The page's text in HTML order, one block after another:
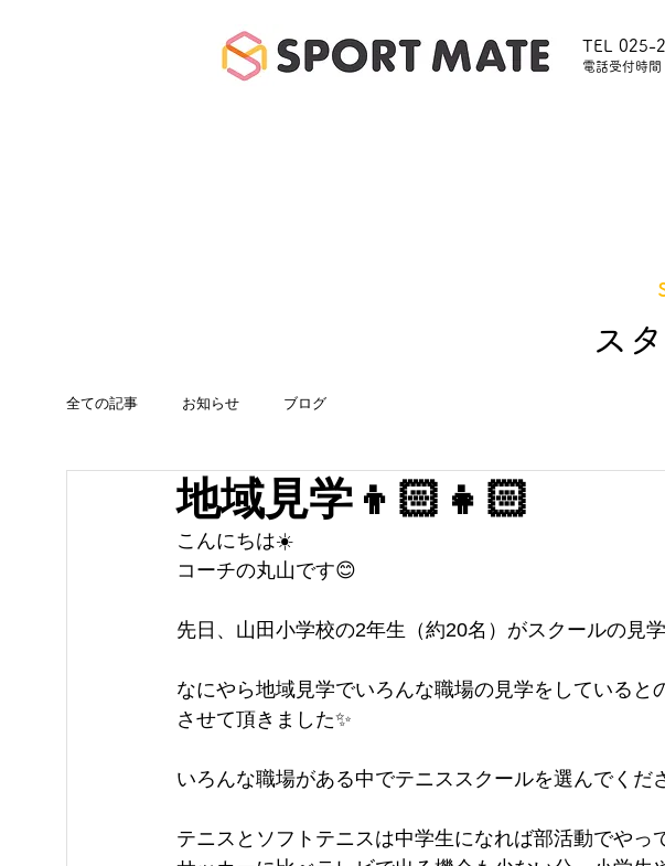
TEL 025-
電話受付時
全ての記事 お知らせ ブログ
地域見学👦🏻👧🏻
こんにちは☀️
コーチの丸山です😊
先日、山田小学校の2年生（約20名）がスクールの見
なにやら地域見学でいろんな職場の見学をしている
させて頂きました✨
いろんな職場がある中でテニススクールを選んでくだ
テニスとソフトテニスは中学生になれば部活動でや
ス